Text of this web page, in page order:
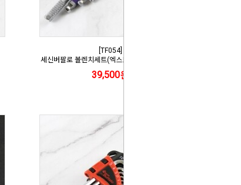
[TF054]
세신버팔로 볼렌치세트(엑스트라롱) SB-PLBS10
39,500원